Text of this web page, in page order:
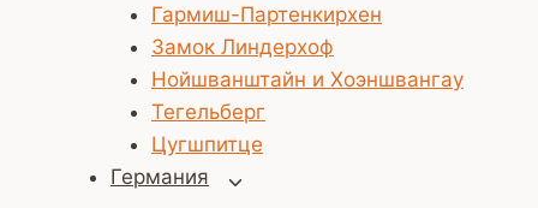
Гармиш-Партенкирхен
Замок Линдерхоф
Нойшванштайн и Хоэншвангау
Тегельберг
Цугшпитце
Германия
Переключить